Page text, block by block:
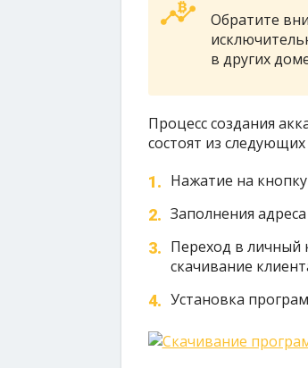
Обратите
в других
Процесс создания
состоят из следующих
Нажатие на
Заполнения
Переход в личный
скачивание
Установка